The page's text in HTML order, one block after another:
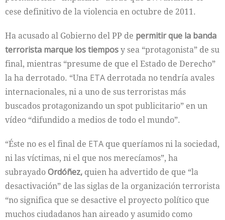
cese definitivo de la violencia en octubre de 2011.
Ha acusado al Gobierno del PP de permitir que la banda
terrorista marque los tiemposy sea “protagonista” de su
final, mientras “presume de que el Estado de Derecho”
la ha derrotado. “Una ETA derrotada no tendría avales
internacionales, ni a uno de sus terroristas más
buscados protagonizando un spot publicitario” en un
vídeo “difundido a medios de todo el mundo”.
“Éste no es el final de ETA que queríamos ni la sociedad,
ni las víctimas, ni el que nos merecíamos”, ha
subrayadoOrdóñez, quien ha advertido de que “la
desactivación” de las siglas de la organización terrorista
“no significa que se desactive el proyecto político que
muchos ciudadanos han aireado y asumido como